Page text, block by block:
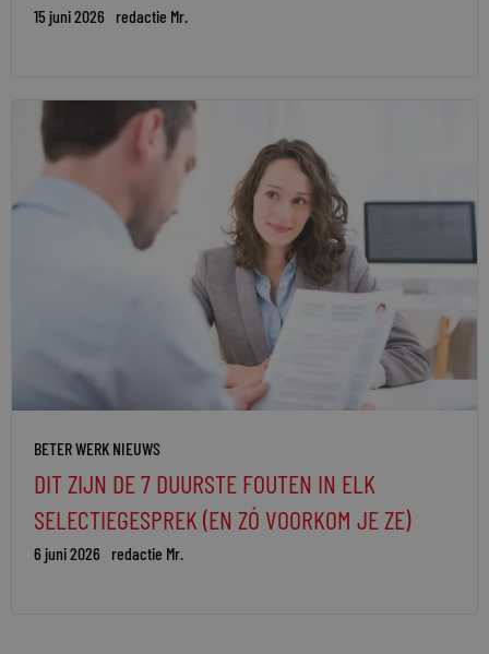
15 juni 2026 redactie Mr.
BETER WERK NIEUWS
DIT ZIJN DE 7 DUURSTE FOUTEN IN ELK
SELECTIEGESPREK (EN ZÓ VOORKOM JE ZE)
6 juni 2026 redactie Mr.